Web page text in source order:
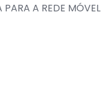
A REDE MÓVEL